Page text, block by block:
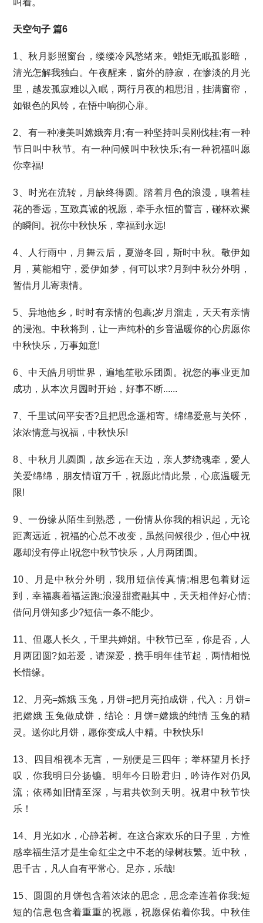
叫着。
天空句子 篇6
1、秋月影照窗台，缕缕冷风愁绪来。蜡炬无眠孤影暗，
清光怎解我独白。午夜醒来，窗外的静寂，在惨淡的月光
里，越发孤寂难以入眠，两行月夜的相思泪，挂满窗帘，
如银色的风铃，在悟中响彻心扉。
2、有一种凄美叫嫦娥奔月;有一种坚持叫吴刚伐桂;有一种
节日叫中秋节。有一种问候叫中秋快乐;有一种祝福叫愿
你幸福!
3、时光在流转，月缺终得圆。踏着月色的浪漫，嗅着桂
花的香远，互致真诚的祝愿，牵手永恒的誓言，碰杯欢聚
的瞬间。祝你中秋快乐，幸福到永远!
4、人行雨中，月舞云后，夏游冬回，斯时中秋。敬伊如
月，莫能相守，爱伊如梦，何可以求?月到中秋分外明，
暂借月儿寄衷情。
5、异地他乡，时时有亲情的包裹;岁月溜走，天天有亲情
的浸泡。中秋将到，让一声纯朴的乡音温暖你的心房愿你
中秋快乐，万事如意!
6、中天皓月明世界，遍地笙歌乐团圆。祝您的事业更加
成功，从本次月园时开始，好事不断......
7、千里试问平安否?且把思念遥相寄。绵绵爱意与关怀，
浓浓情意与祝福，中秋快乐!
8、中秋月儿圆圆，故乡远在天边，亲人梦绕魂牵，爱人
关爱绵绵，朋友情谊万千，祝愿此情此景，心底温暖无
限!
9、一份缘从陌生到熟悉，一份情从你我的相识起，无论
距离远近，祝福的心总不改变，虽然问候很少，但心中祝
愿却没有停止!祝您中秋节快乐，人月两团圆。
10、月是中秋分外明，我用短信传真情;相思包着财运
到，幸福裹着福运跑;浪漫甜蜜融其中，天天相伴好心情;
借问月饼知多少?短信一条不能少。
11、但愿人长久，千里共婵娟。中秋节已至，你是否，人
月两团圆?如若爱，请深爱，携手明年佳节起，两情相悦
长惜缘。
12、月亮=嫦娥 玉兔，月饼=把月亮拍成饼，代入：月饼=
把嫦娥 玉兔做成饼，结论：月饼=嫦娥的纯情 玉兔的精
灵。送你此月饼，愿你变成人中精。中秋快乐!
13、四目相视本无言，一别便是三四年；举杯望月长抒
叹，你我明日分扬镳。明年今日盼君归，吟诗作对仍风
流；依稀如旧情至深，与君共饮到天明。祝君中秋节快
乐！
14、月光如水，心静若树。在这合家欢乐的日子里，方惟
感幸福生活才是生命红尘之中不老的绿树枝繁。近中秋，
思千古，凡人自有平常心。足亦，乐哉!
15、圆圆的月饼包含着浓浓的思念，思念牵连着你我;短
短的信息包含着重重的祝愿，祝愿保佑着你我。中秋佳